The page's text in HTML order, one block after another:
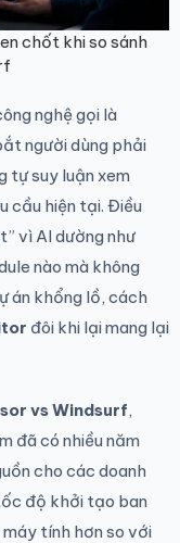
chốt khi so sánh
nghệ gọi là
người dùng phải
tự suy luận xem
cầu hiện tại. Điều
vì AI dường như
nào mà không
án khổng lồ, cách
đôi khi lại mang lại
vs Windsurf,
đã có nhiều năm
cho các doanh
độ khởi tạo ban
tính hơn so với